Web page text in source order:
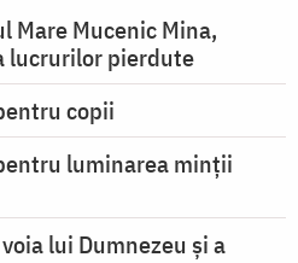
Mare Mucenic Mina,
lucrurilor pierdute
copii
luminarea minţii
lui Dumnezeu şi a